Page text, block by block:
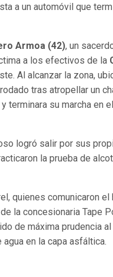
a un automóvil que
Armoa (42), un
a los efectivos de la
Al alcanzar la zona,
tras atropellar un
terminara su marcha en
logró salir por sus
la prueba de
quienes comunicaron el
la concesionaria Tape
de máxima prudencia
en la capa asfáltica.